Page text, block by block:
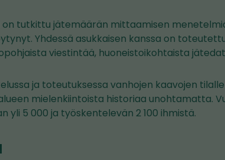
on tutkittu jätemäärän mittaamisen
Yhdessä asukkaisen kanssa on
viestintää, huoneistoikohtaista
ja toteutuksessa vanhojen kaavojen
mielenkiintoista historiaa unohtamatta.
yli 5 000 ja työskentelevän 2 100 ihmistä.